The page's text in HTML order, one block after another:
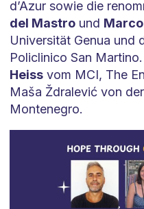
d’Azur sowie die
del Mastround
Universität Genua und
Policlinico San
Heissvom MCI, The
Maša Ždralević von
Montenegro.